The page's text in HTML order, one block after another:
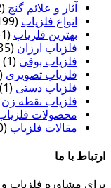
آثار و علائم گنج (2)
انواع فلزیاب (199)
بهترین فلزیاب (61)
فلزیاب ارزان (35)
فلزیاب بوقی (1)
فلزیاب تصویری (3)
فلزیاب دستی (1)
فلزیاب نقطه زن
محصولات
مقالات فلزیاب (270)
ارتباط با ما
برای مشاوره فلزیاب و